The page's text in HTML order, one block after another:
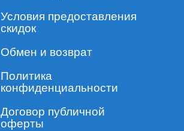
Условия предоставления
скидок
Обмен и возврат
Политика
конфиденциальности
Договор публичной
оферты